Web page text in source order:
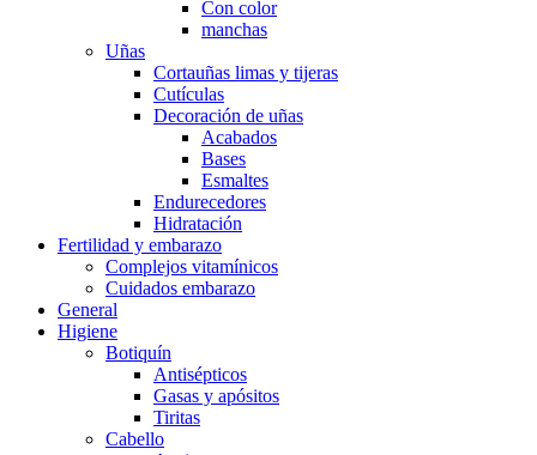
Con color
manchas
Uñas
Cortauñas limas y tijeras
Cutículas
Decoración de uñas
Acabados
Bases
Esmaltes
Endurecedores
Hidratación
Fertilidad y embarazo
Complejos vitamínicos
Cuidados embarazo
General
Higiene
Botiquín
Antisépticos
Gasas y apósitos
Tiritas
Cabello